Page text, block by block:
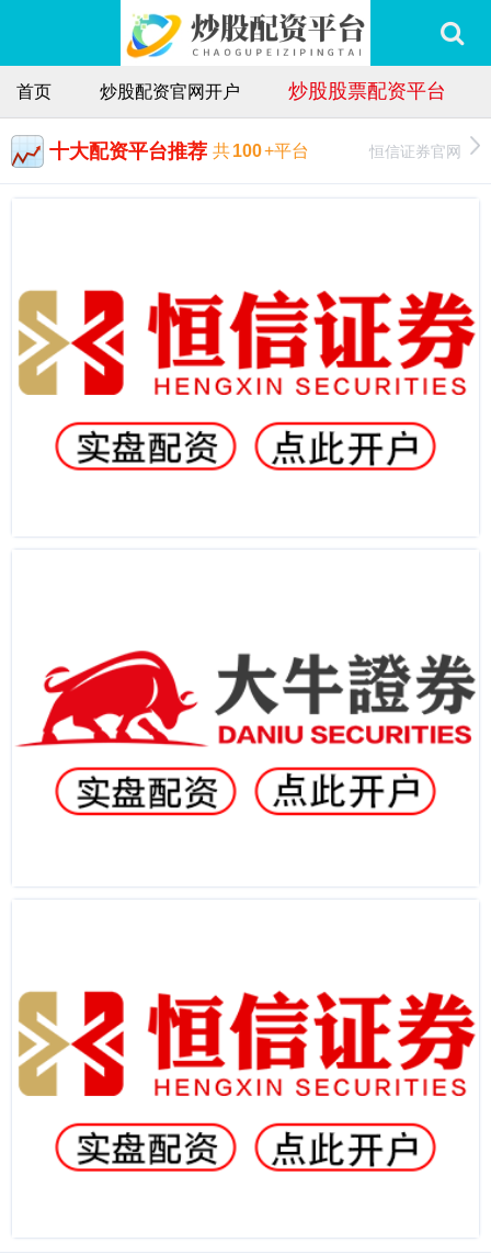
首页 炒股配资官网开户 炒股股票配资平台
十大配资平台推荐 共100+平台 恒信证券官网